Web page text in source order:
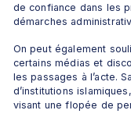
de confiance dans les
démarches
On peut également
certains médias et
les passages à l’acte.
d’institutions
visant une flopée de